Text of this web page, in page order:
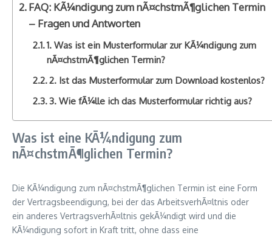
FAQ: KÃ¼ndigung zum nÃ¤chstmÃ¶glichen Termin
– Fragen und Antworten
1. Was ist ein Musterformular zur KÃ¼ndigung zum
nÃ¤chstmÃ¶glichen Termin?
2. Ist das Musterformular zum Download kostenlos?
3. Wie fÃ¼lle ich das Musterformular richtig aus?
Was ist eine KÃ¼ndigung zum
nÃ¤chstmÃ¶glichen Termin?
Die KÃ¼ndigung zum nÃ¤chstmÃ¶glichen Termin ist eine Form
der Vertragsbeendigung, bei der das ArbeitsverhÃ¤ltnis oder
ein anderes VertragsverhÃ¤ltnis gekÃ¼ndigt wird und die
KÃ¼ndigung sofort in Kraft tritt, ohne dass eine